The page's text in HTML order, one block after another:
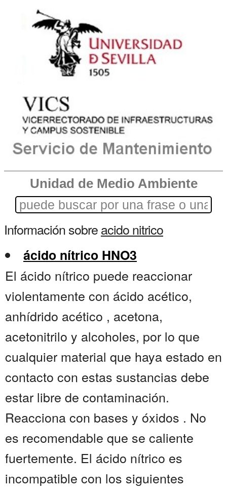
Unidad de Medio Ambiente
Información sobreacido nitrico
ácido nítrico HNO3
El ácido nítrico puede reaccionar
violentamente con ácido acético,
anhídrido acético , acetona,
acetonitrilo y alcoholes, por lo que
cualquier material que haya estado en
contacto con estas sustancias debe
estar libre de contaminación.
Reacciona con bases y óxidos . No
es recomendable que se caliente
fuertemente. El ácido nítrico es
incompatible con los siguientes